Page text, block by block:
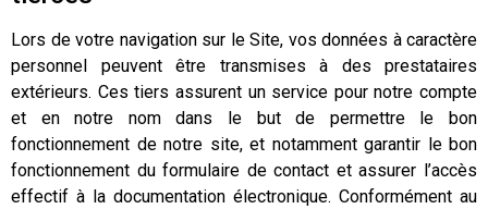
Lors de votre navigation sur le Site, vos données à caractère
personnel peuvent être transmises à des prestataires
extérieurs. Ces tiers assurent un service pour notre compte
et en notre nom dans le but de permettre le bon
fonctionnement de notre site, et notamment garantir le bon
fonctionnement du formulaire de contact et assurer l’accès
effectif à la documentation électronique. Conformément au